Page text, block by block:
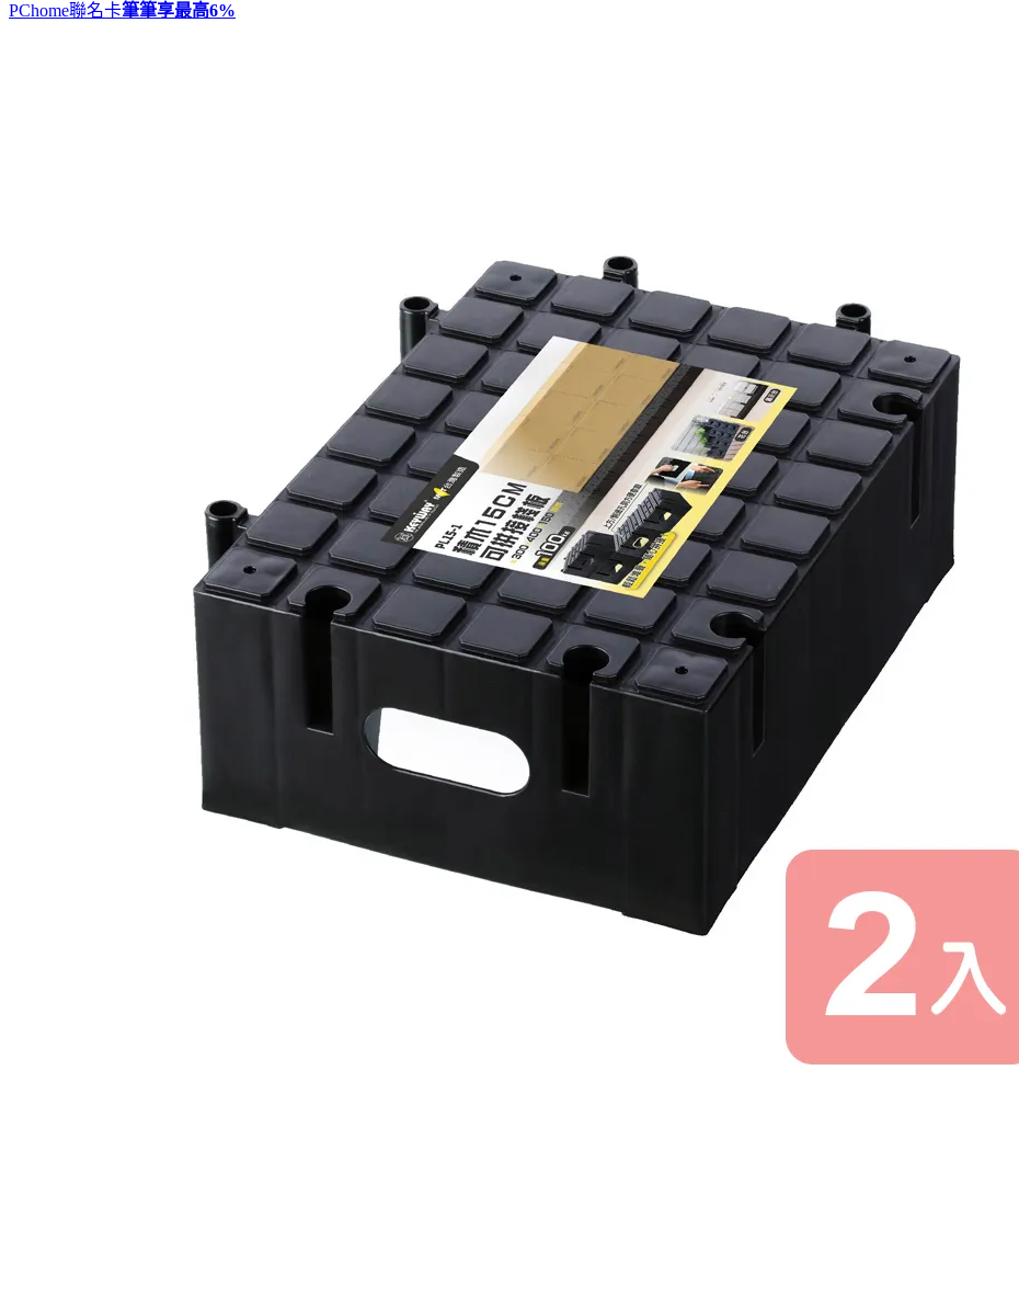
PChome聯名卡筆筆享最高6%